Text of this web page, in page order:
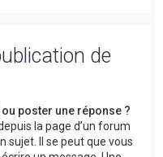
de
poster une réponse ?
la page d’un forum
sujet. Il se peut que vous